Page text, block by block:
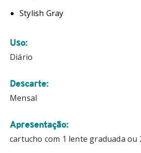
Stylish Gray
Uso:
Diário
Descarte:
Mensal
Apresentação:
cartucho com 1 lente graduada ou